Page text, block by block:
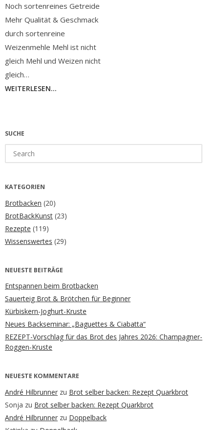
Noch sortenreines Getreide
Mehr Qualität & Geschmack
durch sortenreine
Weizenmehle Mehl ist nicht
gleich Mehl und Weizen nicht
gleich…
WEITERLESEN...
SUCHE
for:
KATEGORIEN
Brotbacken (20)
BrotBackKunst (23)
Rezepte (119)
Wissenswertes (29)
NEUESTE BEITRÄGE
Entspannen beim Brotbacken
Sauerteig Brot & Brötchen für Beginner
Kürbiskern-Joghurt-Kruste
Neues Backseminar: „Baguettes & Ciabatta“
REZEPT-Vorschlag für das Brot des Jahres 2026: Champagner-
Roggen-Kruste
NEUESTE KOMMENTARE
André Hilbrunner zu Brot selber backen: Rezept Quarkbrot
Sonja zu Brot selber backen: Rezept Quarkbrot
André Hilbrunner zu Doppelback